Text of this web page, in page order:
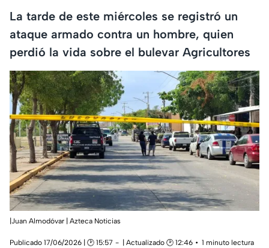
La tarde de este miércoles se registró un
ataque armado contra un hombre, quien
perdió la vida sobre el bulevar Agricultores
|Juan Almodóvar | Azteca Noticias
Publicado 17/06/2026 | 🕑 15:57 | Actualizado 🕑 12:46
1 minuto lectura